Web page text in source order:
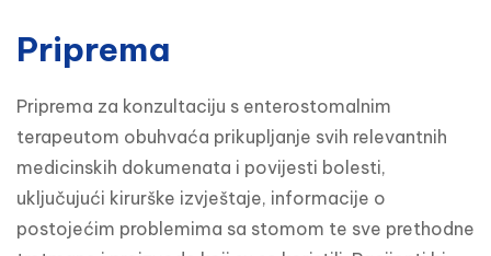
Priprema
Priprema za konzultaciju s enterostomalnim
terapeutom obuhvaća prikupljanje svih relevantnih
medicinskih dokumenata i povijesti bolesti,
uključujući kirurške izvještaje, informacije o
postojećim problemima sa stomom te sve prethodne